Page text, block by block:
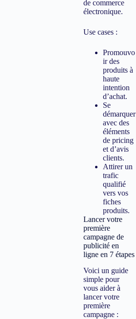
de commerce
électronique.
Use cases :
Promouvo
ir des
produits à
haute
intention
d’achat.
Se
démarquer
avec des
éléments
de pricing
et d’avis
clients.
Attirer un
trafic
qualifié
vers vos
fiches
produits.
Lancer votre
première
campagne de
publicité en
ligne en 7 étapes
Voici un guide
simple pour
vous aider à
lancer votre
première
campagne :